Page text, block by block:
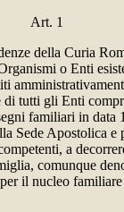
Art. 1
della Curia
o Enti
tutti gli Enti
familiari in data
Sede Apostolica
a
comunque
il nucleo